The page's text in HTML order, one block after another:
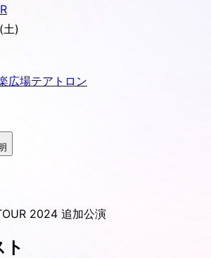
)
広場テアトロン
2024 追加公演